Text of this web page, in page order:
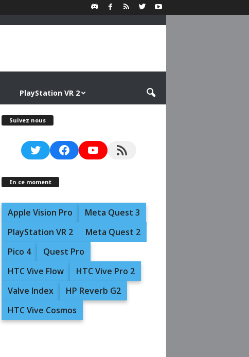
PlayStation VR 2
Suivez nous
TwitterFacebookYouTubeRSS Feed
En ce moment
Apple Vision Pro
Meta Quest 3
PlayStation VR 2
Meta Quest 2
Pico 4
Quest Pro
HTC Vive Flow
HTC Vive Pro 2
Valve Index
HP Reverb G2
HTC Vive Cosmos